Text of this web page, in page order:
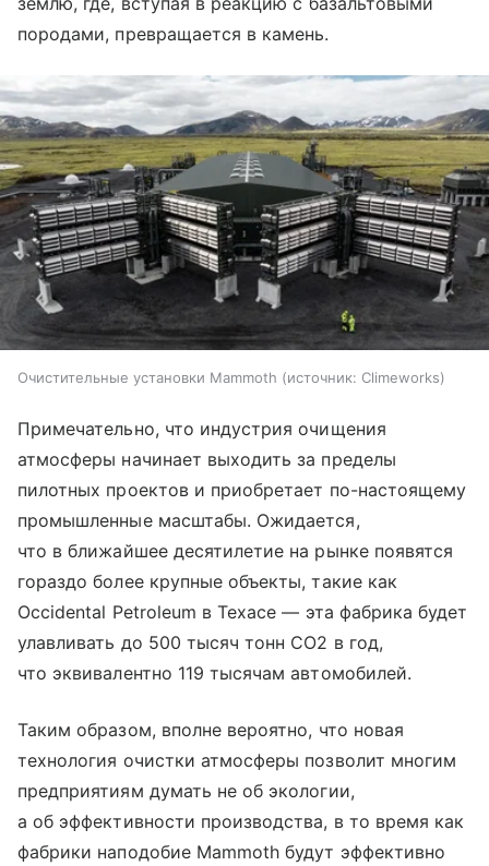
породами, превращается в камень.
Очистительные установки Mammoth источник: Climeworks
Примечательно, что индустрия очищения
атмосферы начинает выходить за пределы
пилотных проектов и приобретает по-настоящему
промышленные масштабы. Ожидается,
что в ближайшее десятилетие на рынке появятся
гораздо более крупные объекты, такие как
Occidental Petroleum в Техасе — эта фабрика будет
улавливать до 500 тысяч тонн CO2 в год,
что эквивалентно 119 тысячам автомобилей.
Таким образом, вполне вероятно, что новая
технология очистки атмосферы позволит многим
предприятиям думать не об экологии,
а об эффективности производства, в то время как
фабрики наподобие Mammoth будут эффективно